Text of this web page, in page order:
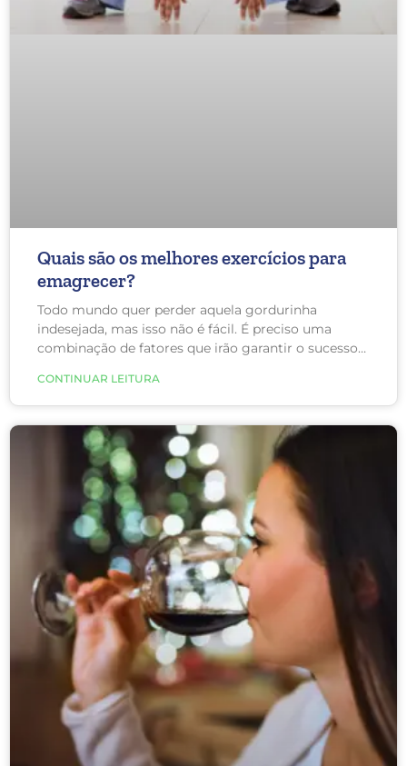
Quais são os melhores exercícios para
emagrecer?
Todo mundo quer perder aquela gordurinha
indesejada, mas isso não é fácil. É preciso uma
combinação de fatores que irão garantir o sucesso e
você irá alcançar o peso desejado não é o melhor
caminho.
CONTINUAR LEITURA